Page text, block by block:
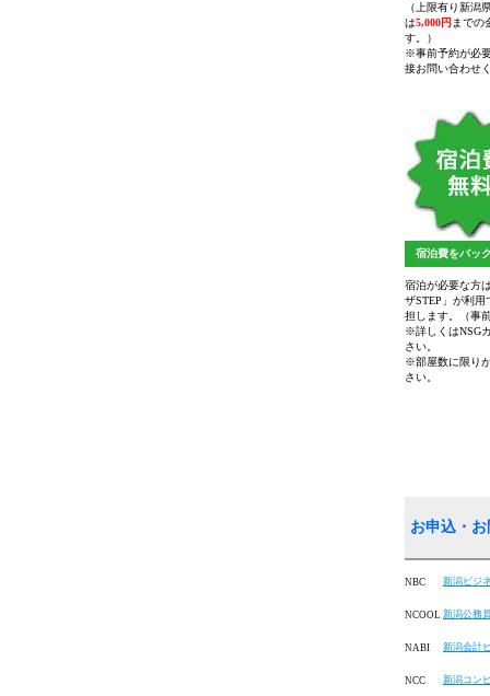
（上限有り新潟
は5,000円 までの
す。）
※事前予約が必
接お問い合わせ
宿泊費をバッ
宿泊が必要な方
ザSTEP」が利
担します。（事
※詳しくはNSG
さい。
※部屋数に限り
さい。
お申込・
NBC 新潟ビジ
NCOOL 新潟公務
NABI 新潟会計
NCC 新潟コン